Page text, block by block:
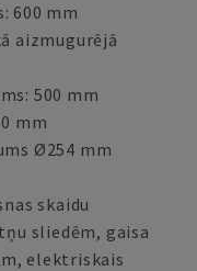
600 mm
aizmugurējā
500 mm
mm
Ø254 mm
skaidu
sliedēm, gaisa
elektriskais